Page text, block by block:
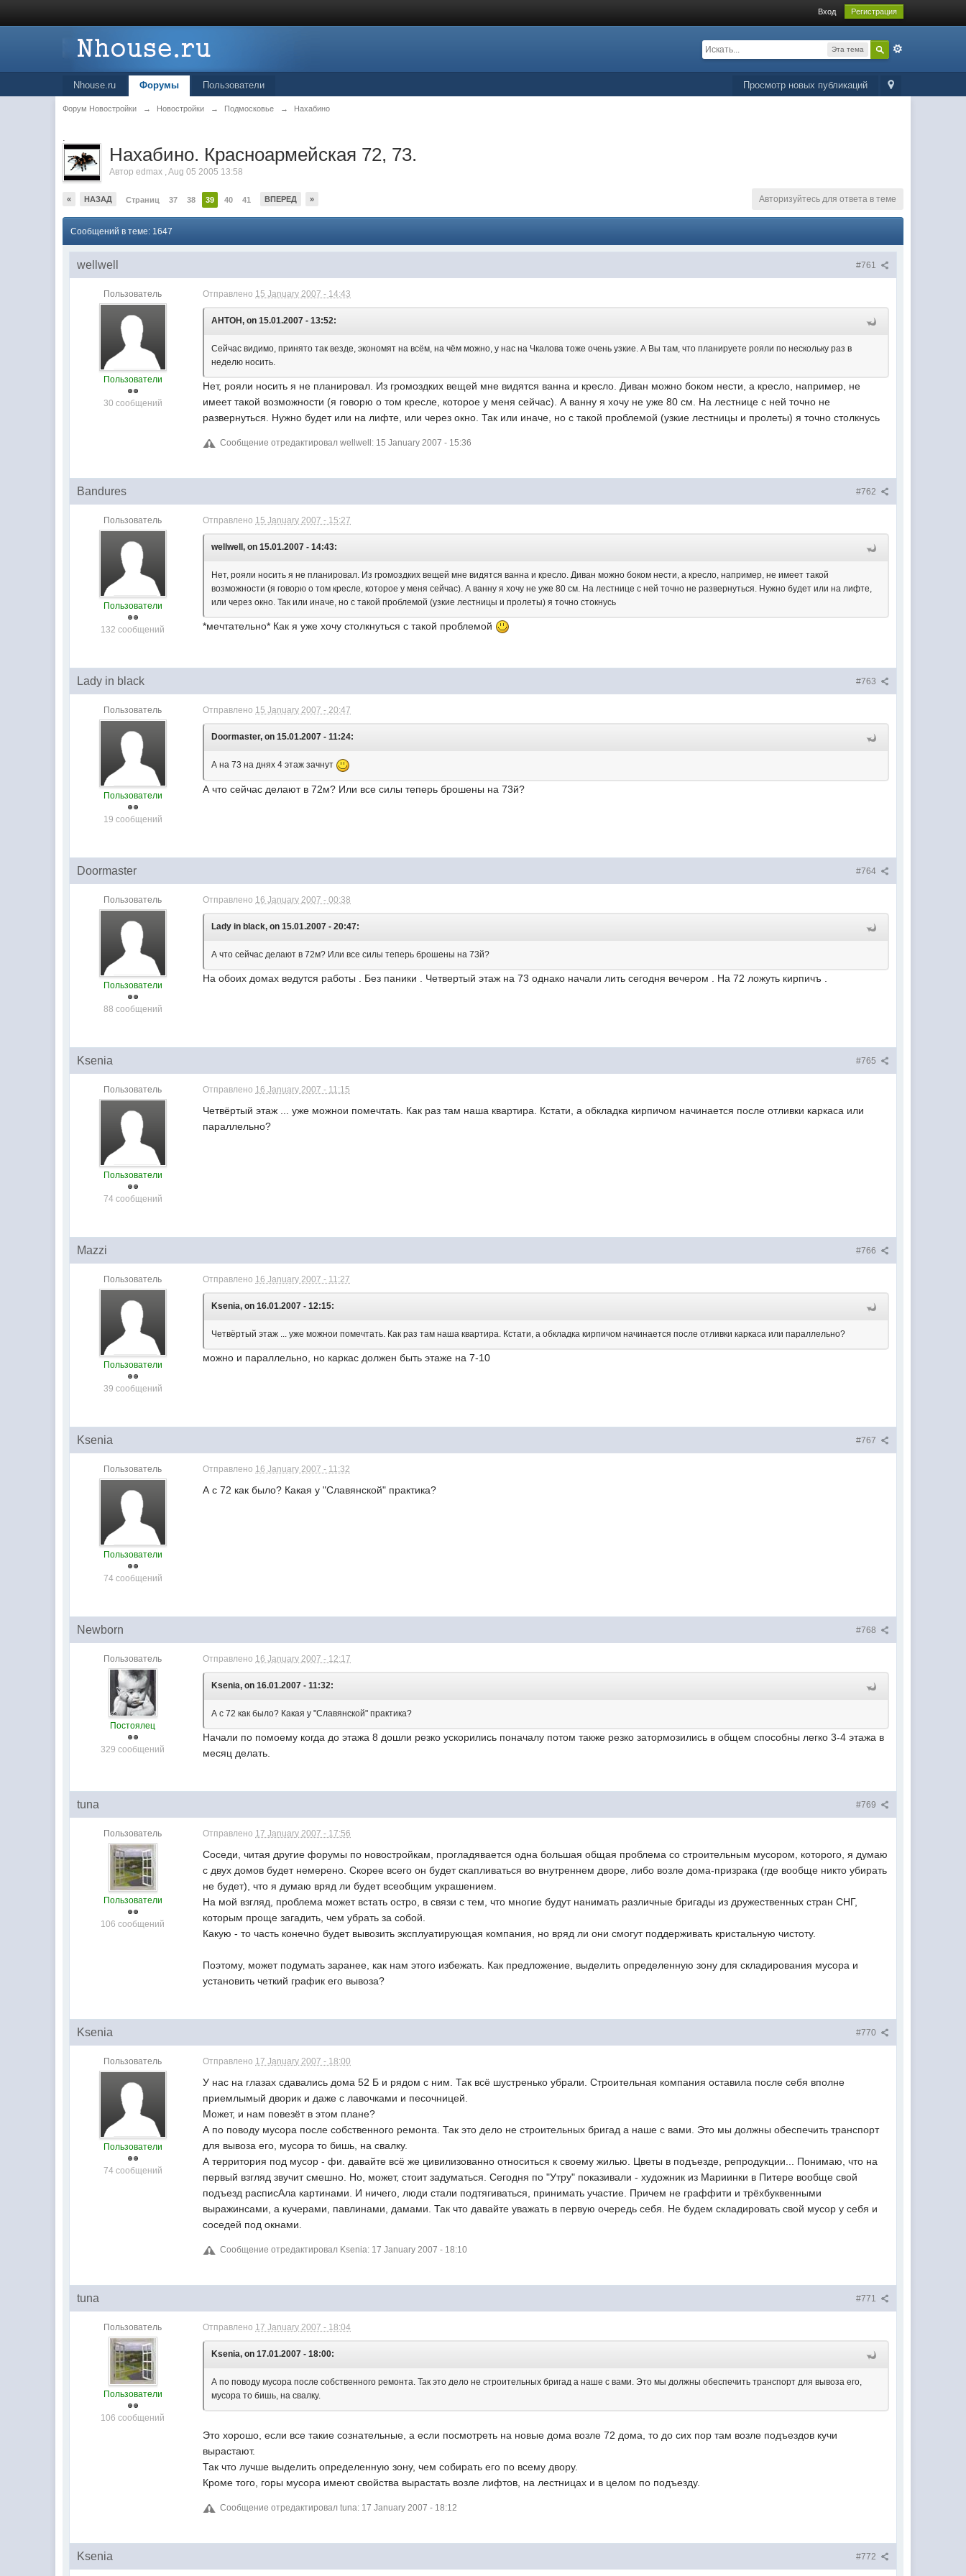
Вход Регистрация
Эта тема
Просмотр новых публикаций
Nhouse.ru Форумы Пользователи
Форум Новостройки → Новостройки → Подмосковье → Нахабино
.
Нахабино. Красноармейская 72, 73.
Авторedmax ,Aug 05 2005 13:58
« НАЗАД Страниц 37 38 39 40 41 ВПЕРЕД » Авторизуйтесь для ответа в теме
Сообщений в теме: 1647
#761
wellwell
Пользователь
Пользователи
30 сообщений
Отправлено 15 January 2007 - 14:43
AHTOH, on 15.01.2007 - 13:52:
Сейчас видимо, принято так везде, экономят на всём, на чём можно, у нас на Чкалова тоже очень узкие. А Вы там, что планируете рояли по нескольку раз в
неделю носить.
Нет, рояли носить я не планировал. Из громоздких вещей мне видятся ванна и кресло. Диван можно боком нести, а кресло, например, не
имеет такой возможности (я говорю о том кресле, которое у меня сейчас). А ванну я хочу не уже 80 см. На лестнице с ней точно не
развернуться. Нужно будет или на лифте, или через окно. Так или иначе, но с такой проблемой (узкие лестницы и пролеты) я точно столкнусь
Сообщение отредактировал wellwell: 15 January 2007 - 15:36
#762
Bandures
Пользователь
Пользователи
132 сообщений
Отправлено 15 January 2007 - 15:27
wellwell, on 15.01.2007 - 14:43:
Нет, рояли носить я не планировал. Из громоздких вещей мне видятся ванна и кресло. Диван можно боком нести, а кресло, например, не имеет такой
возможности (я говорю о том кресле, которое у меня сейчас). А ванну я хочу не уже 80 см. На лестнице с ней точно не развернуться. Нужно будет или на лифте,
или через окно. Так или иначе, но с такой проблемой (узкие лестницы и пролеты) я точно стокнусь
*мечтательно* Как я уже хочу столкнуться с такой проблемой
#763
Lady in black
Пользователь
Пользователи
19 сообщений
Отправлено 15 January 2007 - 20:47
Doormaster, on 15.01.2007 - 11:24:
А на 73 на днях 4 этаж зачнут
А что сейчас делают в 72м? Или все силы теперь брошены на 73й?
#764
Doormaster
Пользователь
Пользователи
88 сообщений
Отправлено 16 January 2007 - 00:38
Lady in black, on 15.01.2007 - 20:47:
А что сейчас делают в 72м? Или все силы теперь брошены на 73й?
На обоих домах ведутся работы . Без паники . Четвертый этаж на 73 однако начали лить сегодня вечером . На 72 ложуть кирпичъ .
#765
Ksenia
Пользователь
Пользователи
74 сообщений
Отправлено 16 January 2007 - 11:15
Четвёртый этаж ... уже можнои помечтать. Как раз там наша квартира. Кстати, а обкладка кирпичом начинается после отливки каркаса или
параллельно?
#766
Mazzi
Пользователь
Пользователи
39 сообщений
Отправлено 16 January 2007 - 11:27
Ksenia, on 16.01.2007 - 12:15:
Четвёртый этаж ... уже можнои помечтать. Как раз там наша квартира. Кстати, а обкладка кирпичом начинается после отливки каркаса или параллельно?
можно и параллельно, но каркас должен быть этаже на 7-10
#767
Ksenia
Пользователь
Пользователи
74 сообщений
Отправлено 16 January 2007 - 11:32
А с 72 как было? Какая у "Славянской" практика?
#768
Newborn
Пользователь
Постоялец
329 сообщений
Отправлено 16 January 2007 - 12:17
Ksenia, on 16.01.2007 - 11:32:
А с 72 как было? Какая у "Славянской" практика?
Начали по помоему когда до этажа 8 дошли резко ускорились поначалу потом также резко затормозились в общем способны легко 3-4 этажа в
месяц делать.
#769
tuna
Пользователь
Пользователи
106 сообщений
Отправлено 17 January 2007 - 17:56
Соседи, читая другие форумы по новостройкам, прогладявается одна большая общая проблема со строительным мусором, которого, я думаю
с двух домов будет немерено. Скорее всего он будет скапливаться во внутреннем дворе, либо возле дома-призрака (где вообще никто убирать
не будет), что я думаю вряд ли будет всеобщим украшением.
На мой взгляд, проблема может встать остро, в связи с тем, что многие будут нанимать различные бригады из дружественных стран СНГ,
которым проще загадить, чем убрать за собой.
Какую - то часть конечно будет вывозить эксплуатирующая компания, но вряд ли они смогут поддерживать кристальную чистоту.
Поэтому, может подумать заранее, как нам этого избежать. Как предложение, выделить определенную зону для складирования мусора и
установить четкий график его вывоза?
#770
Ksenia
Пользователь
Пользователи
74 сообщений
Отправлено 17 January 2007 - 18:00
У нас на глазах сдавались дома 52 Б и рядом с ним. Так всё шустренько убрали. Строительная компания оставила после себя вполне
приемлымый дворик и даже с лавочками и песочницей.
Может, и нам повезёт в этом плане?
А по поводу мусора после собственного ремонта. Так это дело не строительных бригад а наше с вами. Это мы должны обеспечить транспорт
для вывоза его, мусора то бишь, на свалку.
А территория под мусор - фи. давайте всё же цивилизованно относиться к своему жилью. Цветы в подъезде, репродукции... Понимаю, что на
первый взгляд звучит смешно. Но, может, стоит задуматься. Сегодня по "Утру" показивали - художник из Мариинки в Питере вообще свой
подъезд расписАла картинами. И ничего, люди стали подтягиваться, принимать участие. Причем не граффити и трёхбуквенными
выражинсами, а кучерами, павлинами, дамами. Так что давайте уважать в первую очередь себя. Не будем складировать свой мусор у себя и
соседей под окнами.
Сообщение отредактировал Ksenia: 17 January 2007 - 18:10
#771
tuna
Пользователь
Пользователи
106 сообщений
Отправлено 17 January 2007 - 18:04
Ksenia, on 17.01.2007 - 18:00:
А по поводу мусора после собственного ремонта. Так это дело не строительных бригад а наше с вами. Это мы должны обеспечить транспорт для вывоза его,
мусора то бишь, на свалку.
Это хорошо, если все такие сознательные, а если посмотреть на новые дома возле 72 дома, то до сих пор там возле подъездов кучи
вырастают.
Так что лучше выделить определенную зону, чем собирать его по всему двору.
Кроме того, горы мусора имеют свойства вырастать возле лифтов, на лестницах и в целом по подъезду.
Сообщение отредактировал tuna: 17 January 2007 - 18:12
#772
Ksenia